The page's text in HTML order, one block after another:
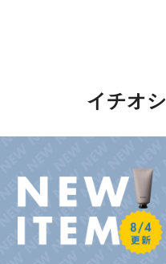
イチオ